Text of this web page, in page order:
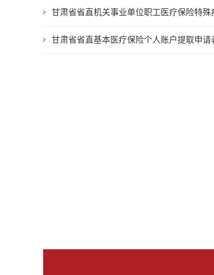
甘肃省省直机关事业单位职工医疗保险特殊
甘肃省省直基本医疗保险个人账户提取申请